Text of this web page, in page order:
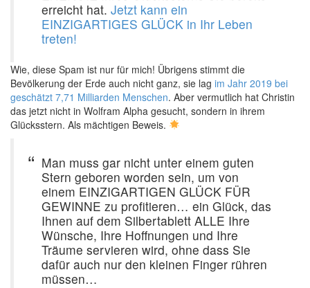
erreicht hat. Jetzt kann ein
EINZIGARTIGES GLÜCK in Ihr Leben
treten!
Wie, diese Spam ist nur für mich! Übrigens stimmt die
Bevölkerung der Erde auch nicht ganz, sie lag im Jahr 2019 bei
geschätzt 7,71 Milliarden Menschen. Aber vermutlich hat Christin
das jetzt nicht in Wolfram Alpha gesucht, sondern in ihrem
Glücksstern. Als mächtigen Beweis.
Man muss gar nicht unter einem guten
Stern geboren worden sein, um von
einem EINZIGARTIGEN GLÜCK FÜR
GEWINNE zu profitieren… ein Glück, das
Ihnen auf dem Silbertablett ALLE Ihre
Wünsche, Ihre Hoffnungen und Ihre
Träume servieren wird, ohne dass Sie
dafür auch nur den kleinen Finger rühren
müssen…